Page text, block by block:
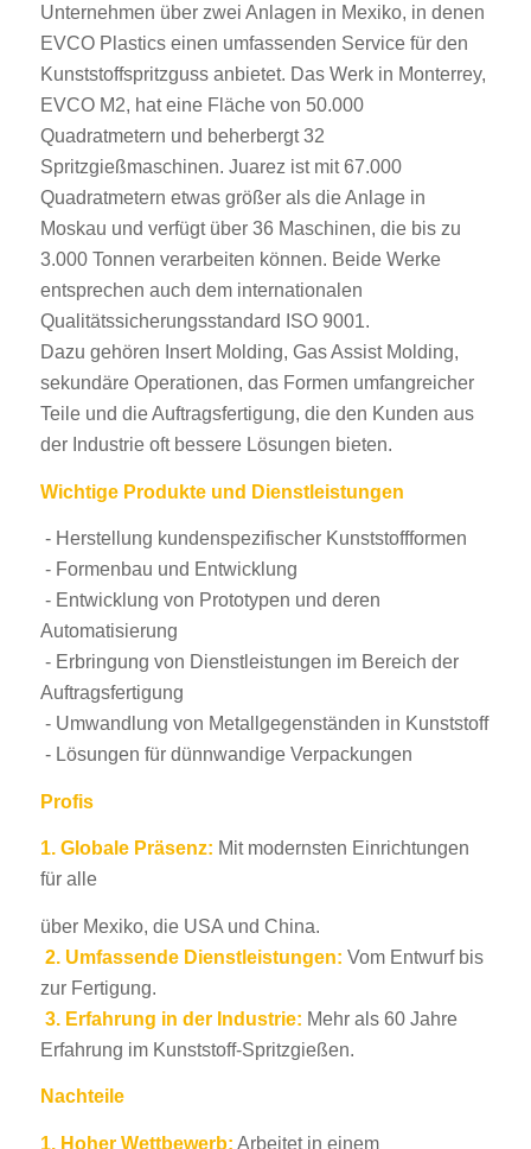
Unternehmen über zwei Anlagen in Mexiko, in denen
EVCO Plastics einen umfassenden Service für den
Kunststoffspritzguss anbietet. Das Werk in Monterrey,
EVCO M2, hat eine Fläche von 50.000
Quadratmetern und beherbergt 32
Spritzgießmaschinen. Juarez ist mit 67.000
Quadratmetern etwas größer als die Anlage in
Moskau und verfügt über 36 Maschinen, die bis zu
3.000 Tonnen verarbeiten können. Beide Werke
entsprechen auch dem internationalen
Qualitätssicherungsstandard ISO 9001.
Dazu gehören Insert Molding, Gas Assist Molding,
sekundäre Operationen, das Formen umfangreicher
Teile und die Auftragsfertigung, die den Kunden aus
der Industrie oft bessere Lösungen bieten.
Wichtige Produkte und Dienstleistungen
- Herstellung kundenspezifischer Kunststoffformen
- Formenbau und Entwicklung
- Entwicklung von Prototypen und deren
Automatisierung
- Erbringung von Dienstleistungen im Bereich der
Auftragsfertigung
- Umwandlung von Metallgegenständen in Kunststoff
- Lösungen für dünnwandige Verpackungen
Profis
1. Globale Präsenz: Mit modernsten Einrichtungen
für alle
über Mexiko, die USA und China.
2. Umfassende Dienstleistungen: Vom Entwurf bis
zur Fertigung.
3. Erfahrung in der Industrie: Mehr als 60 Jahre
Erfahrung im Kunststoff-Spritzgießen.
Nachteile
1. Hoher Wettbewerb: Arbeitet in einem